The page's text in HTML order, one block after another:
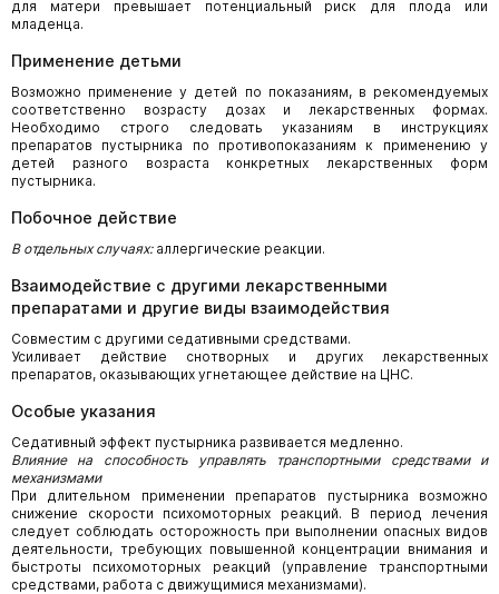
для матери превышает потенциальный риск для плода или
младенца.
Применение детьми
Возможно применение у детей по показаниям, в рекомендуемых
соответственно возрасту дозах и лекарственных формах.
Необходимо строго следовать указаниям в инструкциях
препаратов пустырника по противопоказаниям к применению у
детей разного возраста конкретных лекарственных форм
пустырника.
Побочное действие
В отдельных случаях:аллергические реакции.
Взаимодействие с другими лекарственными
препаратами и другие виды взаимодействия
Совместим с другими седативными средствами.
Усиливает действие снотворных и других лекарственных
препаратов, оказывающих угнетающее действие на ЦНС.
Особые указания
Седативный эффект пустырника развивается медленно.
Влияние на способность управлять транспортными средствами и
механизмами
При длительном применении препаратов пустырника возможно
снижение скорости психомоторных реакций. В период лечения
следует соблюдать осторожность при выполнении опасных видов
деятельности, требующих повышенной концентрации внимания и
быстроты психомоторных реакций (управление транспортными
средствами, работа с движущимися механизмами).